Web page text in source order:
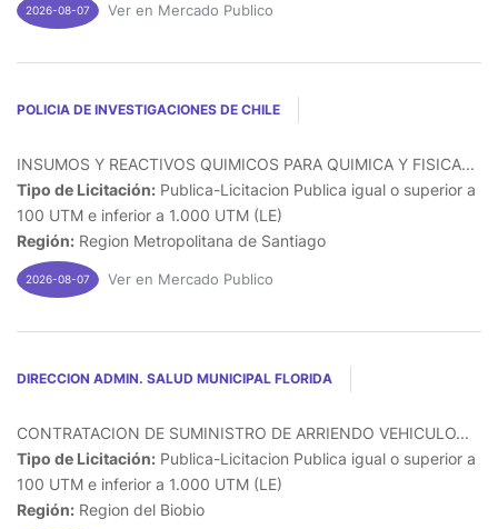
2026-08-07 Ver en Mercado Publico
POLICIA DE INVESTIGACIONES DE CHILE
INSUMOS Y REACTIVOS QUIMICOS PARA QUIMICA Y FISICA...
Tipo de Licitación: Publica-Licitacion Publica igual o superior a
100 UTM e inferior a 1.000 UTM (LE)
Región: Region Metropolitana de Santiago
2026-08-07 Ver en Mercado Publico
DIRECCION ADMIN. SALUD MUNICIPAL FLORIDA
CONTRATACION DE SUMINISTRO DE ARRIENDO VEHICULO...
Tipo de Licitación: Publica-Licitacion Publica igual o superior a
100 UTM e inferior a 1.000 UTM (LE)
Región: Region del Biobio